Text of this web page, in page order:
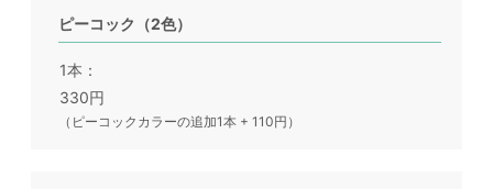
ピーコック（2色）
1本
330円
（ピーコックカラーの追加1本 + 110円）